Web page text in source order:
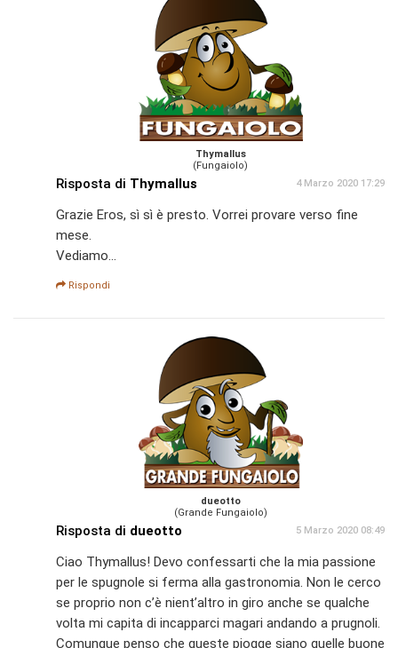
Thymallus
(Fungaiolo)
Risposta di Thymallus 4 Marzo 2020 17:29
Grazie Eros, sì sì è presto. Vorrei provare verso fine
mese.
Vediamo...
Rispondi
dueotto
(Grande Fungaiolo)
Risposta di dueotto 5 Marzo 2020 08:49
Ciao Thymallus! Devo confessarti che la mia passione
per le spugnole si ferma alla gastronomia. Non le cerco
se proprio non c’è nient’altro in giro anche se qualche
volta mi capita di incapparci magari andando a prugnoli.
Comunque penso che queste piogge siano quelle buone